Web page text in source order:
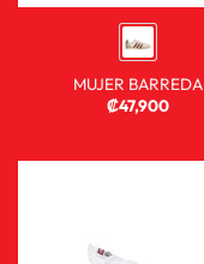
MUJER BARREDA
₡47,900